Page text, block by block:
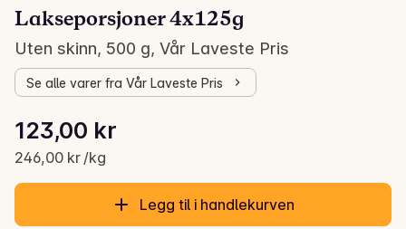
Lakseporsjoner 4x125g
Uten skinn, 500 g, Vår Laveste Pris
Se alle varer fra Vår Laveste Pris
Gjeldende pris er: 123,00 kr
123,00 kr
246,00 kr /kg
Stykkpris: 246,00 kr /kg
Legg til i handlekurven